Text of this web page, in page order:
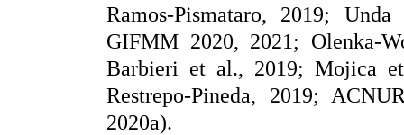
Ramos-Pismataro, 2019;
GIFMM 2020, 2021; Olenka-
Barbieri et al., 2019; Mojica
Restrepo-Pineda, 2019;
2020a).